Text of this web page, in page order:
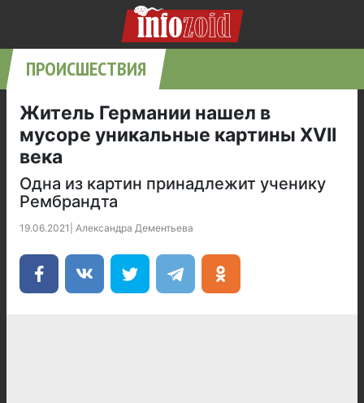
ПРОИСШЕСТВИЯ
Житель Германии нашел в
мусоре уникальные картины XVII
века
Одна из картин принадлежит ученику
Рембрандта
19.06.2021 Александра Дементьева